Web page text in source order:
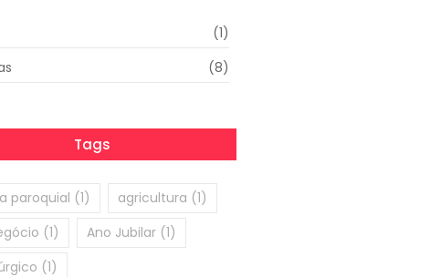
(1)
(8)
Tags
paroquial (1) agricultura (1)
(1) Ano Jubilar (1)
(1)